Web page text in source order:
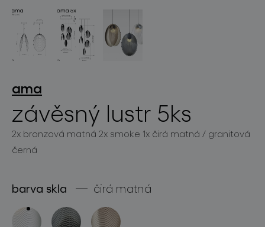
projekty
produkty
projekty
o značce
pro profesionály
ama
závěsný lustr 5ks
2x bronzová matná 2x smoke 1x čirá matná / granitová
černá
barva skla čirá matná